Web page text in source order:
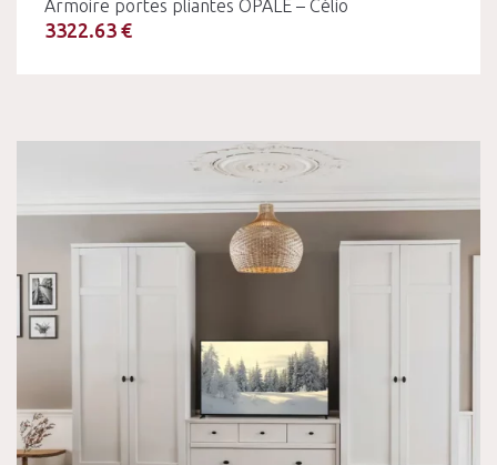
Armoire portes pliantes OPALE – Célio
3322.63 €